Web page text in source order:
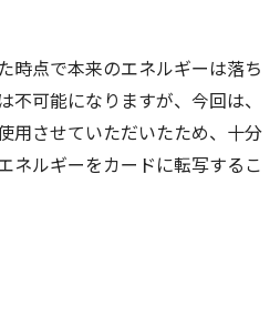
時点で本来のエネルギーは落ち
不可能になりますが、今回は、
用させていただいたため、十分
ネルギーをカードに転写するこ